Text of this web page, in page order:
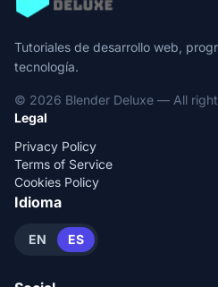
Tutoriales de desarrollo web,
tecnología.
© 2026 Blender Deluxe — All
Legal
Privacy Policy
Terms of Service
Cookies Policy
Idioma
EN ES